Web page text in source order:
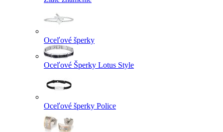
Oceľové šperky
Oceľové Šperky Lotus Style
Oceľové šperky Police